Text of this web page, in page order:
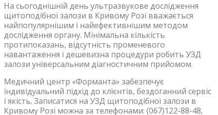
На сьогоднішній день ультразвукове дослідження
щитоподібної залози в Кривому Розі вважається
найпопулярнішим і найефективнішим методом
дослідження органу. Мінімальна кількість
протипоказань, відсутність променевого
навантаження і дешевизна процедури робить УЗД
залози універсальним діагностичним прийомом.
Медичний центр «Форманта» забезпечує
індивідуальний підхід до клієнтів, бездоганний сервіс
і якість. Записатися на УЗД щитоподібної залози в
Кривому Розі можна за телефонами: (067)122-88-48,